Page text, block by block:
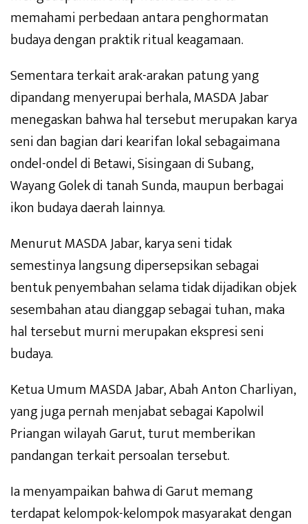
memahami perbedaan antara penghormatan
budaya dengan praktik ritual keagamaan.
Sementara terkait arak-arakan patung yang
dipandang menyerupai berhala, MASDA Jabar
menegaskan bahwa hal tersebut merupakan karya
seni dan bagian dari kearifan lokal sebagaimana
ondel-ondel di Betawi, Sisingaan di Subang,
Wayang Golek di tanah Sunda, maupun berbagai
ikon budaya daerah lainnya.
Menurut MASDA Jabar, karya seni tidak
semestinya langsung dipersepsikan sebagai
bentuk penyembahan selama tidak dijadikan objek
sesembahan atau dianggap sebagai tuhan, maka
hal tersebut murni merupakan ekspresi seni
budaya.
Ketua Umum MASDA Jabar, Abah Anton Charliyan,
yang juga pernah menjabat sebagai Kapolwil
Priangan wilayah Garut, turut memberikan
pandangan terkait persoalan tersebut.
Ia menyampaikan bahwa di Garut memang
terdapat kelompok-kelompok masyarakat dengan